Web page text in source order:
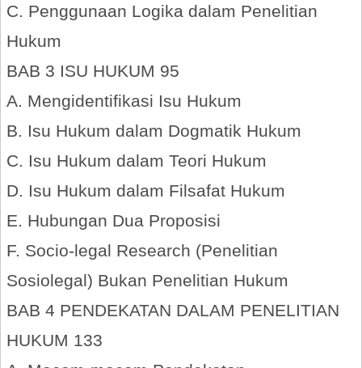
C. Penggunaan Logika dalam Penelitian
Hukum
BAB 3 ISU HUKUM 95
A. Mengidentifikasi Isu Hukum
B. Isu Hukum dalam Dogmatik Hukum
C. Isu Hukum dalam Teori Hukum
D. Isu Hukum dalam Filsafat Hukum
E. Hubungan Dua Proposisi
F. Socio-legal Research (Penelitian
Sosiolegal) Bukan Penelitian Hukum
BAB 4 PENDEKATAN DALAM PENELITIAN
HUKUM 133